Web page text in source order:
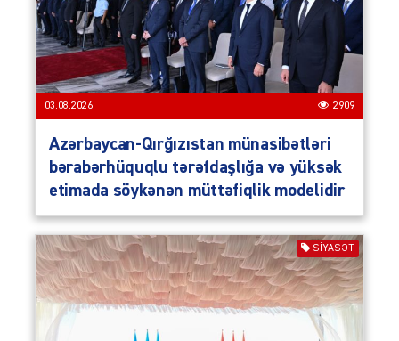
03.08.2026 2909
Azərbaycan-Qırğızıstan münasibətləri
bərabərhüquqlu tərəfdaşlığa və yüksək
etimada söykənən müttəfiqlik modelidir
SIYASƏT